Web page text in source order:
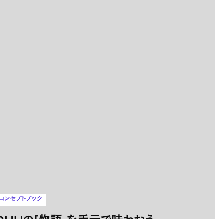
ンセプトブック